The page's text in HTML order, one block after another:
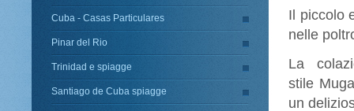
Cuba - Casas Particulares
Pinar del Rio
Trinidad e spiagge
Santiago de Cuba spiagge
Il piccolo
nelle
La
stile
un